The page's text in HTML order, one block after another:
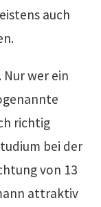
auch
Nur wer ein
richtig
bei der
von 13
attraktiv